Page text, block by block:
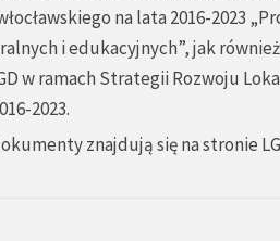
na lata 2016-2023
i edukacyjnych”, jak
w ramach Strategii Rozwoju
2023.
znajdują się na stronie